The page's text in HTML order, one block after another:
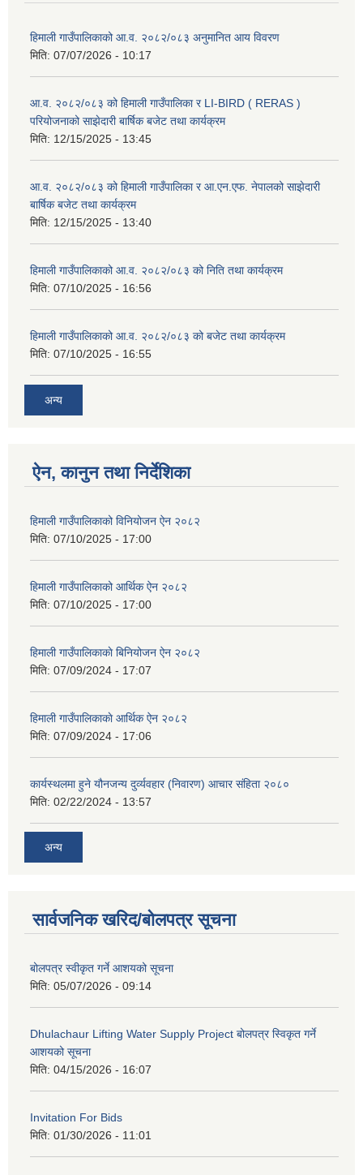
हिमाली गाउँपालिकाको आ.व. २०८२/०८३ अनुमानित आय विवरण
मिति: 07/07/2026 - 10:17
आ.व. २०८२/०८३ को हिमाली गाउँपालिका र LI-BIRD ( RERAS )
परियोजनाको साझेदारी बार्षिक बजेट तथा कार्यक्रम
मिति: 12/15/2025 - 13:45
आ.व. २०८२/०८३ को हिमाली गाउँपालिका र आ.एन.एफ. नेपालको साझेदारी
बार्षिक बजेट तथा कार्यक्रम
मिति: 12/15/2025 - 13:40
हिमाली गाउँपालिकाको आ.व. २०८२/०८३ को निति तथा कार्यक्रम
मिति: 07/10/2025 - 16:56
हिमाली गाउँपालिकाको आ.व. २०८२/०८३ को बजेट तथा कार्यक्रम
मिति: 07/10/2025 - 16:55
अन्य
ऐन, कानुन तथा निर्देशिका
हिमाली गाउँपालिकाको विनियोजन ऐन २०८२
मिति: 07/10/2025 - 17:00
हिमाली गाउँपालिकाको आर्थिक ऐन २०८२
मिति: 07/10/2025 - 17:00
हिमाली गाउँपालिकाकाे बिनियोजन ऐन २०८२
मिति: 07/09/2024 - 17:07
हिमाली गाउँपालिकाकाे आर्थिक ऐन २०८२
मिति: 07/09/2024 - 17:06
कार्यस्थलमा हुने यौनजन्य दुर्व्यवहार (निवारण) आचार संहिता २०८०
मिति: 02/22/2024 - 13:57
अन्य
सार्वजनिक खरिद/बोलपत्र सूचना
बोलपत्र स्वीकृत गर्ने आशयको सूचना
मिति: 05/07/2026 - 09:14
Dhulachaur Lifting Water Supply Project बोलपत्र स्विकृत गर्ने
आशयको सूचना
मिति: 04/15/2026 - 16:07
Invitation For Bids
मिति: 01/30/2026 - 11:01